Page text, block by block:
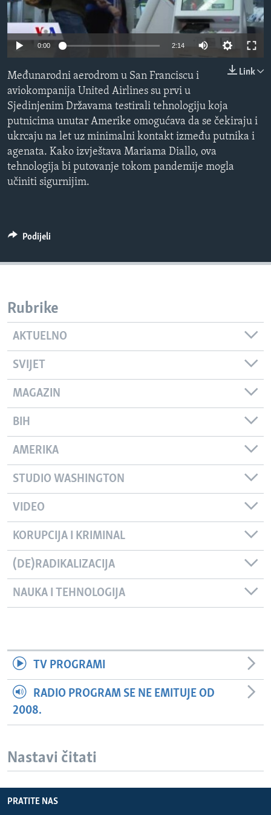
MAGAZIN
O GLASU AMERIKE
PRATITE NAS
Jezici
0:00 2:14
Link
Međunarodni aerodrom u San Franciscu i
aviokompanija United Airlines su prvi u
Sjedinjenim Državama testirali tehnologiju koja
putnicima unutar Amerike omogućava da se čekiraju i
ukrcaju na let uz minimalni kontakt između putnika i
agenata. Kako izvještava Mariama Diallo, ova
tehnologija bi putovanje tokom pandemije mogla
učiniti sigurnijim.
Podijeli
Rubrike
AKTUELNO
SVIJET
MAGAZIN
BIH
AMERIKA
STUDIO WASHINGTON
VIDEO
KORUPCIJA I KRIMINAL
(DE)RADIKALIZACIJA
NAUKA I TEHNOLOGIJA
TV PROGRAMI
RADIO PROGRAM SE NE EMITUJE OD
2008.
Nastavi čitati
PRATITE NAS